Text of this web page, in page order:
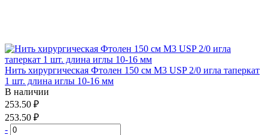
Нить хирургическая Фтолен 150 см М3 USP 2/0 игла таперкат
1 шт. длина иглы 10-16 мм
В наличии
253.50 ₽
253.50 ₽
-